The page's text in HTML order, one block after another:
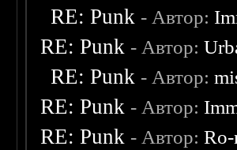
RE: Punk - Автор:
RE: Punk - Автор:
RE: Punk - Автор:
RE: Punk - Автор:
RE: Punk - Автор:Ro-